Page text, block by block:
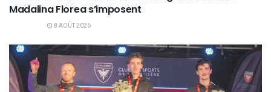
Madalina Florea s’imposent
8 AOÛT 2026